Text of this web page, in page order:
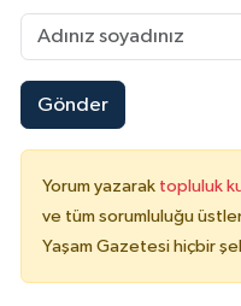
Gönder
Yorum yazarak topluluk
ve tüm sorumluluğu
Yaşam Gazetesi hiçbir